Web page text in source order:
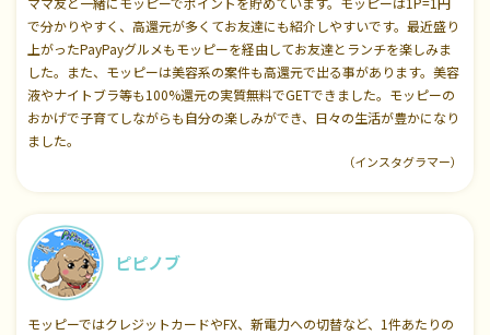
で分かりやすく、高還元が多くてお友達にも紹介しやすいです。最近盛り
上がったPayPayグルメもモッピーを経由してお友達とランチを楽しみま
した。また、モッピーは美容系の案件も高還元で出る事があります。美容
液やナイトブラ等も100%還元の実質無料でGETできました。モッピーの
おかげで子育てしながらも自分の楽しみができ、日々の生活が豊かになり
ました。
（インスタグラマー）
ピピノブ
モッピーではクレジットカードやFX、新電力への切替など、1件あたりの